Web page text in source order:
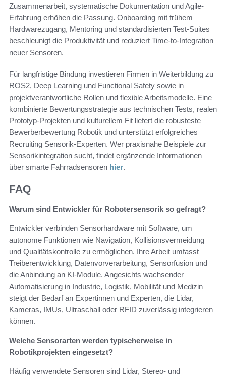
Zusammenarbeit, systematische Dokumentation und Agile-
Erfahrung erhöhen die Passung. Onboarding mit frühem
Hardwarezugang, Mentoring und standardisierten Test-Suites
beschleunigt die Produktivität und reduziert Time-to-Integration
neuer Sensoren.
Für langfristige Bindung investieren Firmen in Weiterbildung zu
ROS2, Deep Learning und Functional Safety sowie in
projektverantwortliche Rollen und flexible Arbeitsmodelle. Eine
kombinierte Bewertungsstrategie aus technischen Tests, realen
Prototyp-Projekten und kulturellem Fit liefert die robusteste
Bewerberbewertung Robotik und unterstützt erfolgreiches
Recruiting Sensorik-Experten. Wer praxisnahe Beispiele zur
Sensorikintegration sucht, findet ergänzende Informationen
über smarte Fahrradsensoren hier.
FAQ
Warum sind Entwickler für Robotersensorik so gefragt?
Entwickler verbinden Sensorhardware mit Software, um
autonome Funktionen wie Navigation, Kollisionsvermeidung
und Qualitätskontrolle zu ermöglichen. Ihre Arbeit umfasst
Treiberentwicklung, Datenvorverarbeitung, Sensorfusion und
die Anbindung an KI-Module. Angesichts wachsender
Automatisierung in Industrie, Logistik, Mobilität und Medizin
steigt der Bedarf an Expertinnen und Experten, die Lidar,
Kameras, IMUs, Ultraschall oder RFID zuverlässig integrieren
können.
Welche Sensorarten werden typischerweise in
Robotikprojekten eingesetzt?
Häufig verwendete Sensoren sind Lidar, Stereo- und